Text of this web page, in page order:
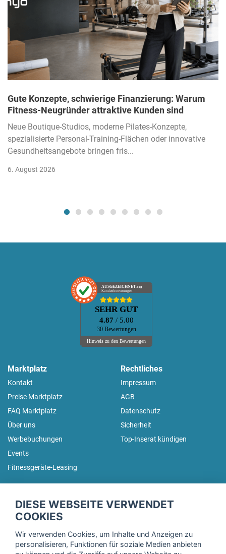
Gute Konzepte, schwierige Finanzierung: Warum
Fitness-Neugründer attraktive Kunden sind
Neue Boutique-Studios, moderne Pilates-Konzepte,
spezialisierte Personal-Training-Flächen oder innovative
Gesundheitsangebote bringen fris...
6. August 2026
AUSGEZEICHNET.org
Kundenbewertungen
SEHR GUT
4.87 / 5.00
30 Bewertungen
Hinweis zu den Bewertungen
Marktplatz
Kontakt
Preise Marktplatz
FAQ Marktplatz
Über uns
Werbebuchungen
Events
Fitnessgeräte-Leasing
Rechtliches
Impressum
AGB
Datenschutz
Sicherheit
Top-Inserat kündigen
Trage dich hier für unseren Newsletter ein und erhalte regelmäßig
DIESE WEBSEITE VERWENDET
COOKIES
Wir verwenden Cookies, um Inhalte und Anzeigen zu
personalisieren, Funktionen für soziale Medien anbieten